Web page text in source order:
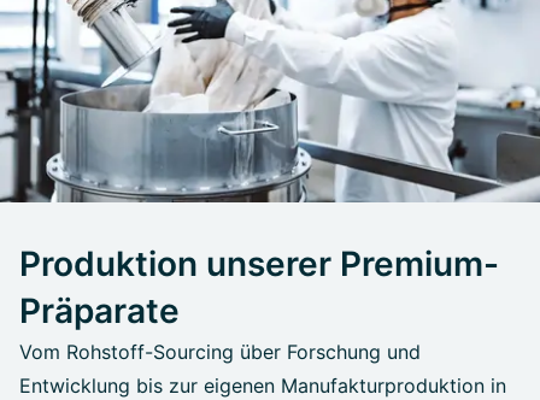
Produktion unserer Premium-
Präparate
Vom Rohstoff-Sourcing über Forschung und
Entwicklung bis zur eigenen Manufakturproduktion in